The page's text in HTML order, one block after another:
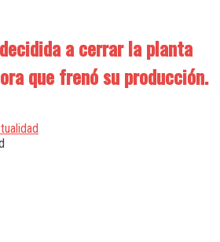
a cerrar la planta
que frenó su producción.